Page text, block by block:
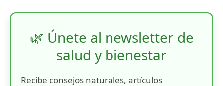
🌿 Únete al newsletter de
salud y bienestar
Recibe consejos naturales, artículos